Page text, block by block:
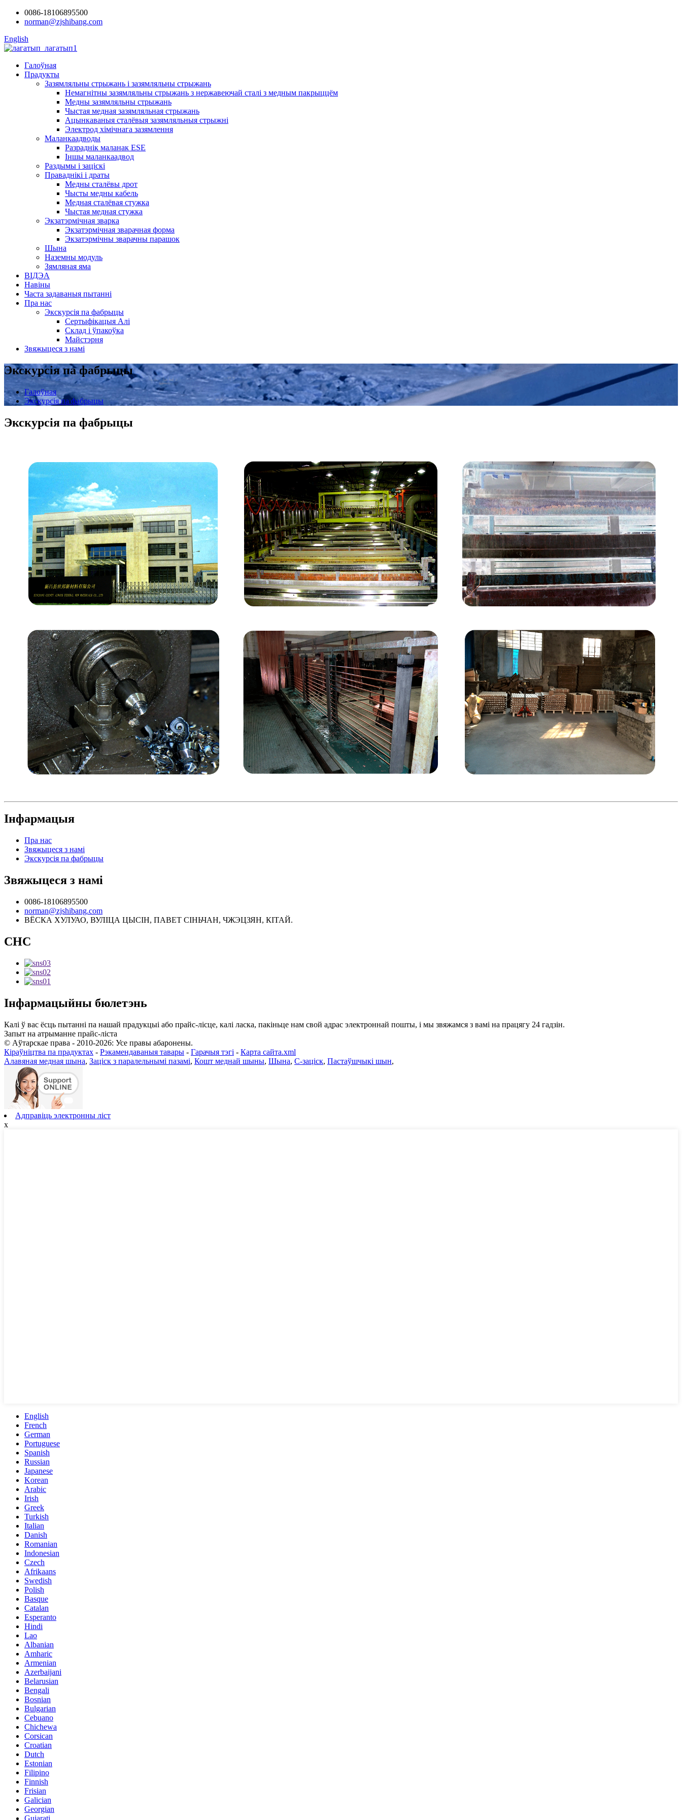
0086-18106895500
norman@zjshibang.com
English
Галоўная
Прадукты
Зазямляльны стрыжань і зазямляльны стрыжань
Немагнітны зазямляльны стрыжань з нержавеючай сталі з медным пакрыццём
Медны зазямляльны стрыжань
Чыстая медная зазямляльная стрыжань
Ацынкаваныя сталёвыя зазямляльныя стрыжні
Электрод хімічнага зазямлення
Маланкаадводы
Разраднік маланак ESE
Іншы маланкаадвод
Раздымы і заціскі
Праваднікі і драты
Медны сталёвы дрот
Чысты медны кабель
Медная сталёвая стужка
Чыстая медная стужка
Экзатэрмічная зварка
Экзатэрмічная зварачная форма
Экзатэрмічны зварачны парашок
Шына
Наземны модуль
Зямляная яма
ВІДЭА
Навіны
Часта задаваныя пытанні
Пра нас
Экскурсія па фабрыцы
Сертыфікацыя Алі
Склад і ўпакоўка
Майстэрня
Звяжыцеся з намі
Экскурсія па фабрыцы
Галоўная
Экскурсія па фабрыцы
Экскурсія па фабрыцы
Інфармацыя
Пра нас
Звяжыцеся з намі
Экскурсія па фабрыцы
Звяжыцеся з намі
0086-18106895500
norman@zjshibang.com
ВЁСКА ХУЛУАО, ВУЛІЦА ЦЫСІН, ПАВЕТ СІНЬЧАН, ЧЖЭЦЗЯН, КІТАЙ.
СНС
Інфармацыйны бюлетэнь
Калі ў вас ёсць пытанні па нашай прадукцыі або прайс-лісце, калі ласка, пакіньце нам свой адрас электроннай пошты, і мы звяжамся з вамі на працягу 24 гадзін.
Запыт на атрыманне прайс-ліста
© Аўтарскае права - 2010-2026: Усе правы абаронены.
Кіраўніцтва па прадуктах - Рэкамендаваныя тавары - Гарачыя тэгі - Карта сайта.xml
Алавяная медная шына, Заціск з паралельнымі пазамі, Кошт меднай шыны, Шына, C-заціск, Пастаўшчыкі шын,
Адправіць электронны ліст
x
English
French
German
Portuguese
Spanish
Russian
Japanese
Korean
Arabic
Irish
Greek
Turkish
Italian
Danish
Romanian
Indonesian
Czech
Afrikaans
Swedish
Polish
Basque
Catalan
Esperanto
Hindi
Lao
Albanian
Amharic
Armenian
Azerbaijani
Belarusian
Bengali
Bosnian
Bulgarian
Cebuano
Chichewa
Corsican
Croatian
Dutch
Estonian
Filipino
Finnish
Frisian
Galician
Georgian
Gujarati